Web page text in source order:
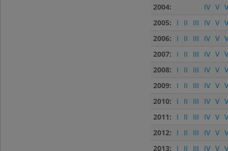
2004: IV V
2005:
I II III IV V
2006:
I II III IV V
2007:
I II III IV V
2008:
I II III IV V
2009:
I II III IV V
2010:
I II III IV V
2011:
I II III IV V
2012:
I II III IV V
2013:
I II III IV V